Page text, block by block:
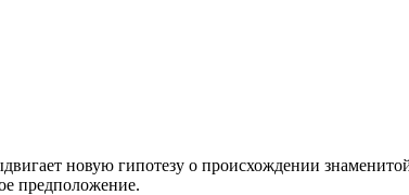
новую гипотезу о происхождении
предположение.